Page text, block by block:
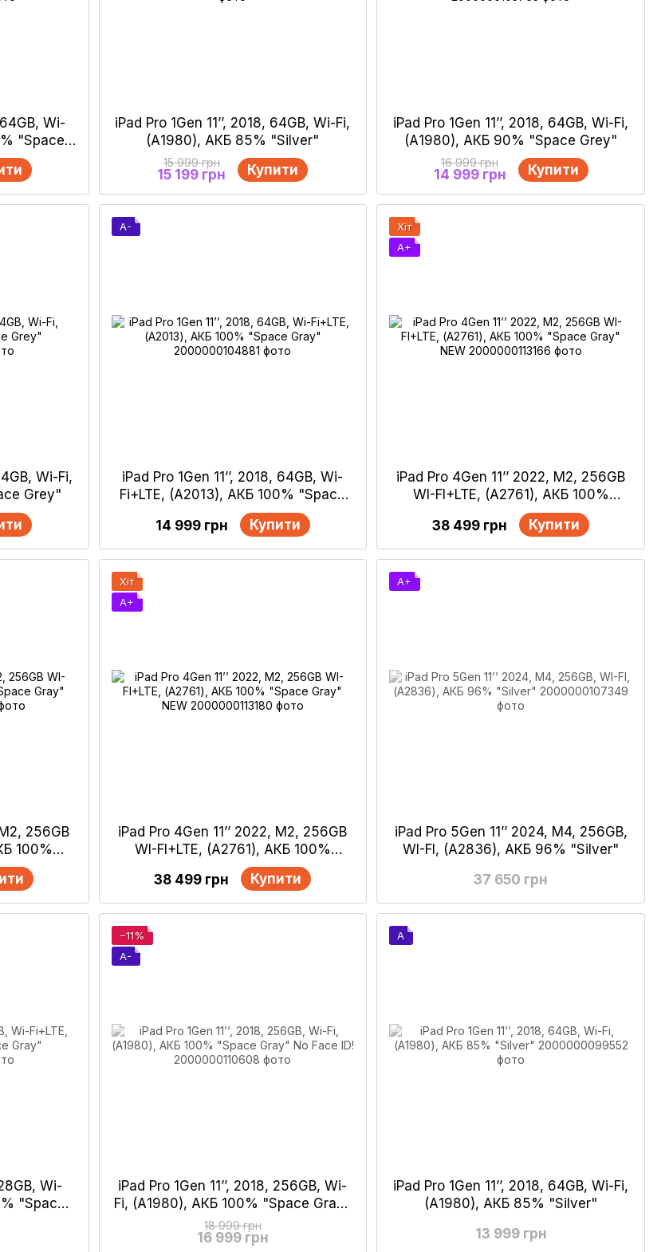
64GB, Wi-
"Space
iPad Pro 1Gen 11’’, 2018, 64GB, Wi-Fi,
(А1980), АКБ 85% "Silver"
15 999 грн
15 199 грн Купити
iPad Pro 1Gen 11’’, 2018, 64GB, Wi-Fi,
(А1980), АКБ 90% "Space Grey"
16 999 грн
14 999 грн Купити
Wi-Fi,
Grey"
A-
iPad Pro 1Gen 11’’, 2018, 64GB, Wi-
Fi+LTE, (А2013), АКБ 100% "Space
Gray"
14 999 грн
Купити
Хіт
A+
iPad Pro 4Gen 11’’ 2022, М2, 256GB
WI-FI+LTE, (А2761), АКБ 100%
"Space Gray" NEW
38 499 грн
Купити
М2, 256GB
100%
Хіт
A+
iPad Pro 4Gen 11’’ 2022, М2, 256GB
WI-FI+LTE, (А2761), АКБ 100%
"Space Gray" NEW
38 499 грн
Купити
A+
iPad Pro 5Gen 11’’ 2024, М4, 256GB,
WI-FI, (А2836), АКБ 96% "Silver"
37 650 грн
Wi-
"Space
−11%
A-
iPad Pro 1Gen 11’’, 2018, 256GB, Wi-
Fi, (А1980), АКБ 100% "Space Gray"
No Face ID!
18 999 грн
16 999 грн
A
iPad Pro 1Gen 11’’, 2018, 64GB, Wi-Fi,
(А1980), АКБ 85% "Silver"
13 999 грн